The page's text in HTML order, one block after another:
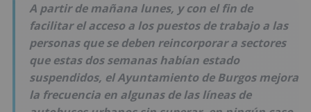
A partir de mañana lunes, y con el fin de
facilitar el acceso a los puestos de trabajo a las
personas que se deben reincorporar a sectores
que estas dos semanas habían estado
suspendidos, el Ayuntamiento de Burgos mejora
la frecuencia en algunas de las líneas de